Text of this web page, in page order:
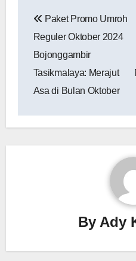
pos
Paket Promo Umroh
Reguler Oktober 2024
‎Bojonggambir
Tasikmalaya: Merajut
Asa di Bulan Oktober
By Ady